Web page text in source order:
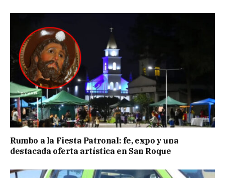
Rumbo a la Fiesta Patronal: fe, expo y una
destacada oferta artística en San Roque